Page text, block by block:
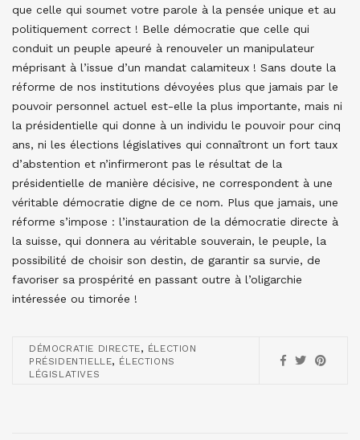
que celle qui soumet votre parole à la pensée unique et au
politiquement correct ! Belle démocratie que celle qui
conduit un peuple apeuré à renouveler un manipulateur
méprisant à l’issue d’un mandat calamiteux ! Sans doute la
réforme de nos institutions dévoyées plus que jamais par le
pouvoir personnel actuel est-elle la plus importante, mais ni
la présidentielle qui donne à un individu le pouvoir pour cinq
ans, ni les élections législatives qui connaîtront un fort taux
d’abstention et n’infirmeront pas le résultat de la
présidentielle de manière décisive, ne correspondent à une
véritable démocratie digne de ce nom. Plus que jamais, une
réforme s’impose : l’instauration de la démocratie directe à
la suisse, qui donnera au véritable souverain, le peuple, la
possibilité de choisir son destin, de garantir sa survie, de
favoriser sa prospérité en passant outre à l’oligarchie
intéressée ou timorée !
DÉMOCRATIE DIRECTE, ÉLECTION
PRÉSIDENTIELLE, ÉLECTIONS
LÉGISLATIVES